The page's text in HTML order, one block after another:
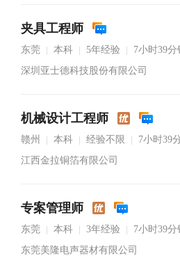
夹具工程师
东莞 本科 5年经验
7小时39
深圳亚士德科技股份有限公司
机械设计工程师
赣州 本科 经验不限
7小时39
江西金拉铜箔有限公司
专案管理师
东莞 本科 3年经验
7小时39
东莞美隆电声器材有限公司